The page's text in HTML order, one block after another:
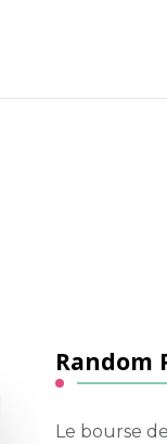
Random
Le bourse